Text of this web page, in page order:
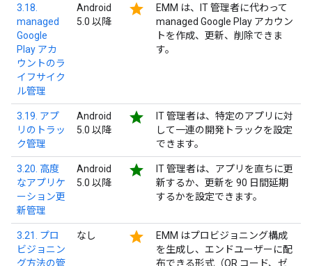
3.18.
managed
Google
Play アカ
ウントのラ
イフサイク
ル管理
Android
5.0 以降
star
EMM は、IT 管理者に代わって
managed Google Play アカウン
トを作成、更新、削除できま
す。
3.19. アプ
リのトラッ
ク管理
Android
5.0 以降
star
IT 管理者は、特定のアプリに対
して一連の開発トラックを設定
できます。
3.20. 高度
なアプリケ
ーション更
新管理
Android
5.0 以降
star
IT 管理者は、アプリを直ちに更
新するか、更新を 90 日間延期
するかを設定できます。
3.21. プロ
ビジョニン
グ方法の管
なし star
EMM はプロビジョニング構成
を生成し、エンドユーザーに配
布できる形式（QR コード、ゼ